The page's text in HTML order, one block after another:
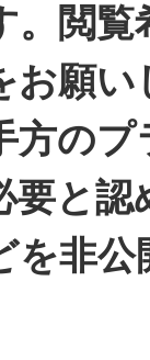
。閲
お願い
方の
要と
を非